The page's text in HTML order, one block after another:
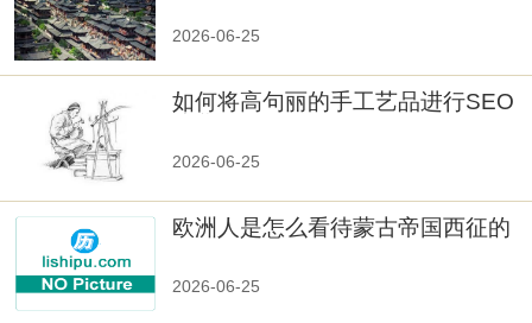
2026-06-25
如何将高句丽的手工艺品进行SEO
2026-06-25
欧洲人是怎么看待蒙古帝国西征的
2026-06-25